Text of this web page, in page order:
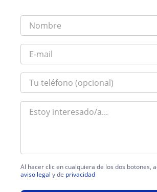
Al hacer clic en cualquiera de los dos botones,
aviso legal y de privacidad